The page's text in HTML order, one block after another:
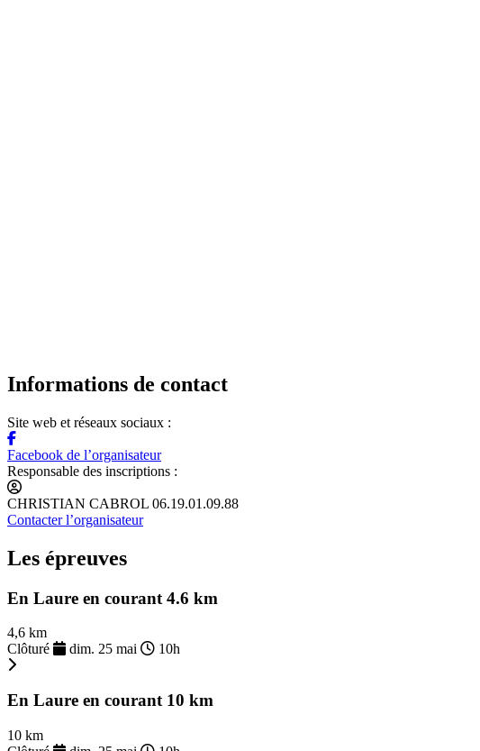
Informations de contact
Site web et réseaux sociaux :
Facebook de l’organisateur
Responsable des inscriptions :
CHRISTIAN CABROL 06.19.01.09.88
Contacter l’organisateur
Les épreuves
En Laure en courant 4.6 km
4,6 km
Clôturé
dim. 25 mai 10h
En Laure en courant 10 km
10 km